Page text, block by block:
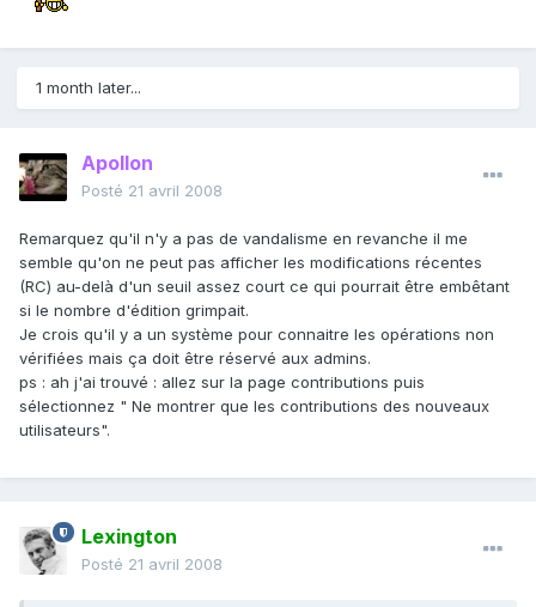
1 month later...
Apollon
Posté 21 avril 2008
Remarquez qu'il n'y a pas de vandalisme en revanche il me
semble qu'on ne peut pas afficher les modifications récentes
(RC) au-delà d'un seuil assez court ce qui pourrait être embêtant
si le nombre d'édition grimpait.
Je crois qu'il y a un système pour connaitre les opérations non
vérifiées mais ça doit être réservé aux admins.
ps : ah j'ai trouvé : allez sur la page contributions puis
sélectionnez " Ne montrer que les contributions des nouveaux
utilisateurs".
Lexington
Posté 21 avril 2008